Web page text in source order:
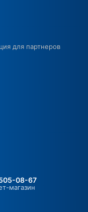
для партнеров
08-67
магазин